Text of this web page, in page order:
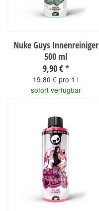
Nuke Guys Innenreiniger
500 ml
9,90 €*
19,80 € pro 1 l
sofort verfügbar